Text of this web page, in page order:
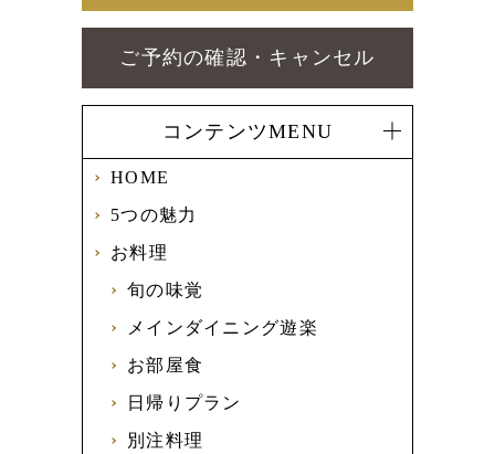
ご予約の確認・キャンセル
コンテンツMENU
HOME
5つの魅力
お料理
旬の味覚
メインダイニング遊楽
お部屋食
日帰りプラン
別注料理